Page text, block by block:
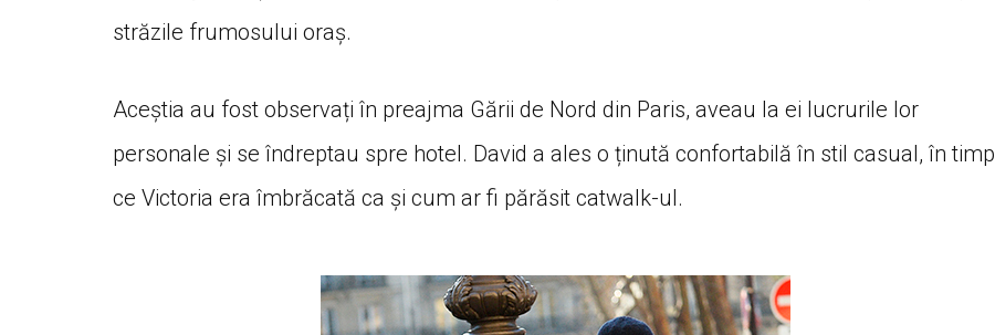
străzile frumosului oraș.
Aceștia au fost observați în preajma Gării de Nord din Paris, aveau la ei lucrurile lor
personale și se îndreptau spre hotel. David a ales o ținută confortabilă în stil casual, în timp
ce Victoria era îmbrăcată ca și cum ar fi părăsit catwalk-ul.